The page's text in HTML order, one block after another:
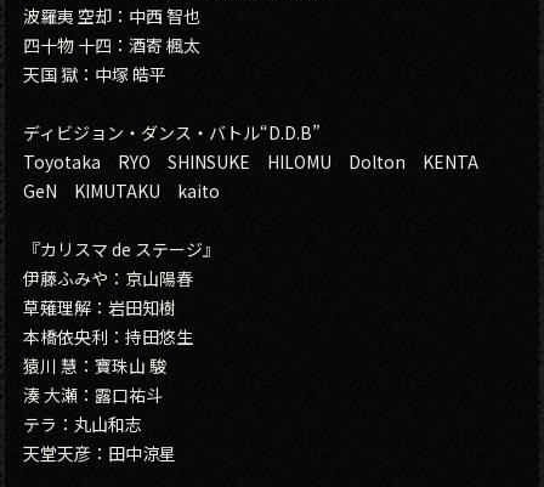
波羅夷 空却：中西 智也
四十物 十四：酒寄 楓太
天国 獄：中塚 皓平
ディビジョン・ダンス・バトル“D.D.B”
Toyotaka RYO SHINSUKE HILOMU Dolton KENTA
GeN KIMUTAKU kaito
『カリスマ de ステージ』
伊藤ふみや：京山陽春
草薙理解：岩田知樹
本橋依央利：持田悠生
猿川 慧：寶珠山 駿
湊 大瀬：露口祐斗
テラ：丸山和志
天堂天彦：田中涼星